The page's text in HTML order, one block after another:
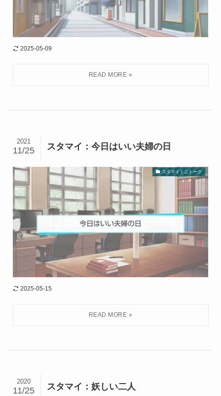
2025-05-09
スタマイ：今日はいい夫婦の日
2021
11/25
スタマイミニトーク
2025-05-15
スタマイ：妖しい二人
2020
11/25